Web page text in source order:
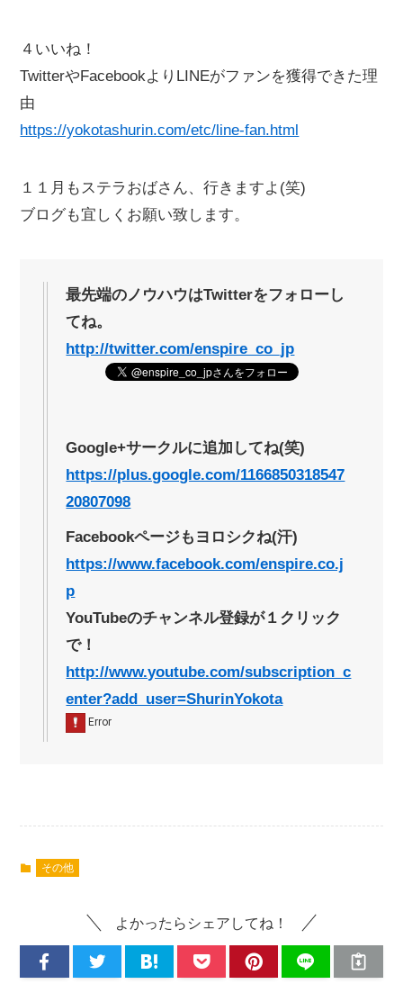
４いいね！
TwitterやFacebookよりLINEがファンを獲得できた理
由
https://yokotashurin.com/etc/line-fan.html
１１月もステラおばさん、行きますよ(笑)
ブログも宜しくお願い致します。
最先端のノウハウはTwitterをフォローし
てね。
http://twitter.com/enspire_co_jp
Google+サークルに追加してね(笑)
https://plus.google.com/1166850318547
20807098
Facebookページもヨロシクね(汗)
https://www.facebook.com/enspire.co.j
p
YouTubeのチャンネル登録が１クリック
で！
http://www.youtube.com/subscription_c
enter?add_user=ShurinYokota
その他
よかったらシェアしてね！